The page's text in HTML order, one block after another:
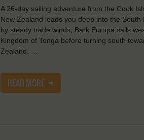
A 26-day sailing adventure from the Cook
New Zealand leads you deep into the South
by steady trade winds, Bark Europa sails
Kingdom of Tonga before turning south
Zealand, …
READ MORE